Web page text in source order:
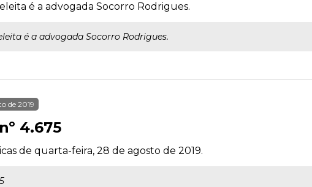
é a advogada Socorro Rodrigues.
é a advogada Socorro Rodrigues.
de 2019
4.675
de quarta-feira, 28 de agosto de 2019.